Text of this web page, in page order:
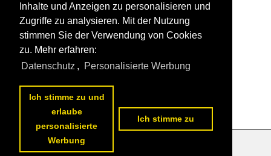
Datenschutzerklärung
Inhalte und Anzeigen zu personalisieren und
Zugriffe zu analysieren. Mit der Nutzung
stimmen Sie der Verwendung von Cookies
zu. Mehr erfahren:
Datenschutz , Personalisierte Werbung
Ich stimme zu und
erlaube
personalisierte
Werbung
Ich stimme zu